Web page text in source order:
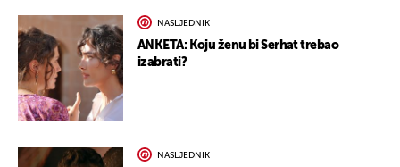
NASLJEDNIK
ANKETA: Koju ženu bi Serhat trebao
izabrati?
NASLJEDNIK